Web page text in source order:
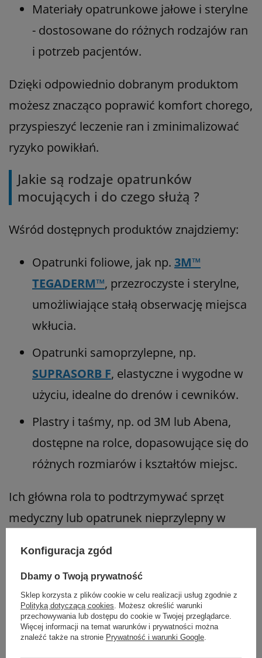
Materiały opatrunkowe jałowe i sterylne
- dostosowane do różnych rodzajów ran
i potrzeb pacjentów.
Dzięki odpowiednio dobranym produktom
możesz znacząco poprawić komfort chorego,
przyspieszyć leczenie ran i zminimalizować
ryzyko powikłań.
Jakie są rodzaje opatrunków
mocujących i do czego służą ?
Wśród dostępnych produktów znajdziemy:
Opatrunki foliowe, jak np. 3M™
TEGADERM™, przezroczyste i sterylne,
umożliwiające stałą obserwację miejsca
wkłucia.
Opatrunki samoprzylepne, np.
SUPRASORB F, elastyczne i wygodne w
użyciu, idealne do drenów i cewników.
Plastry i taśmy, np. od 3M lub Abena,
dostępne na rolce, dopasowujące się do
różnych rozmiarów i kształtów miejsc.
Ich główna rola to podtrzymywać sprzęt
medyczny lub opatrunek nieprzylepny w
przesuwaniu oraz chronić skórę przed
urazami i podrażnieniami.
Konfiguracja zgód
Dbamy o Twoją prywatność
Sklep korzysta z plików cookie w celu realizacji usług zgodnie z
Polityką dotyczącą cookies . Możesz określić warunki
przechowywania lub dostępu do cookie w Twojej przeglądarce.
Więcej informacji na temat warunków i prywatności można
znaleźć także na stronie Prywatność i warunki Google